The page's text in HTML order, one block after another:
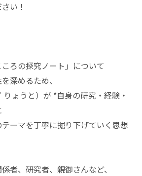
い！
ろの探究ノート」について
深めるため、
ょうと）が *自身の研究・経験・
ーマを丁寧に掘り下げていく思想
者、研究者、親御さんなど、